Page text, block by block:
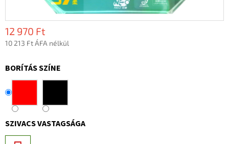
12 970 Ft
10 213 Ft ÁFA nélkül
BORÍTÁS SZÍNE
SZIVACS VASTAGSÁGA